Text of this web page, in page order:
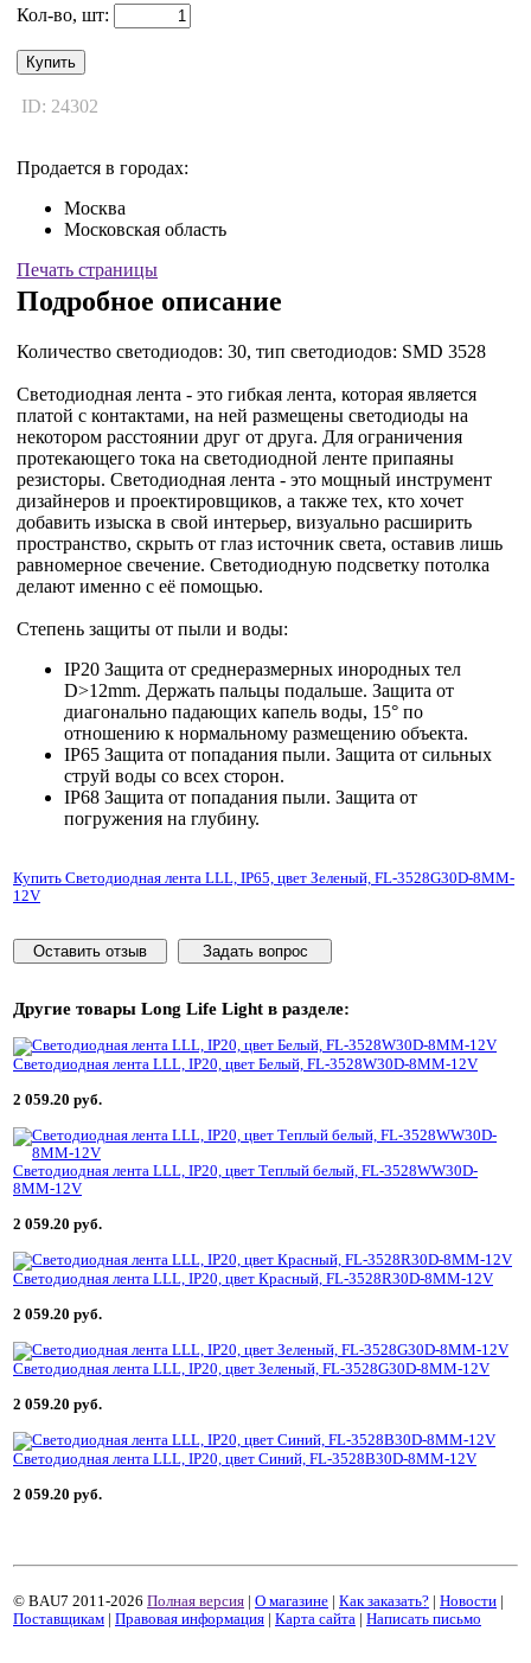
Кол-во, шт:
Купить
ID: 24302
Продается в городах:
Москва
Московская область
Печать страницы
Подробное описание
Количество светодиодов: 30, тип светодиодов: SMD 3528
Светодиодная лента - это гибкая лента, которая является
платой с контактами, на ней размещены светодиоды на
некотором расстоянии друг от друга. Для ограничения
протекающего тока на светодиодной ленте припаяны
резисторы. Светодиодная лента - это мощный инструмент
дизайнеров и проектировщиков, а также тех, кто хочет
добавить изыска в свой интерьер, визуально расширить
пространство, скрыть от глаз источник света, оставив лишь
равномерное свечение. Светодиодную подсветку потолка
делают именно с её помощью.
Степень защиты от пыли и воды:
IP20 Защита от среднеразмерных инородных тел
D>12mm. Держать пальцы подальше. Защита от
диагонально падающих капель воды, 15° по
отношению к нормальному размещению объекта.
IP65 Защита от попадания пыли. Защита от сильных
струй воды со всех сторон.
IP68 Защита от попадания пыли. Защита от
погружения на глубину.
Купить Светодиодная лента LLL, IP65, цвет Зеленый, FL-3528G30D-8MM-
12V
Оставить отзыв Задать вопрос
Другие товары Long Life Light в разделе:
Светодиодная лента LLL, IP20, цвет Белый, FL-3528W30D-8MM-12V
2 059.20 руб.
Светодиодная лента LLL, IP20, цвет Теплый белый, FL-3528WW30D-
8MM-12V
2 059.20 руб.
Светодиодная лента LLL, IP20, цвет Красный, FL-3528R30D-8MM-12V
2 059.20 руб.
Светодиодная лента LLL, IP20, цвет Зеленый, FL-3528G30D-8MM-12V
2 059.20 руб.
Светодиодная лента LLL, IP20, цвет Синий, FL-3528B30D-8MM-12V
2 059.20 руб.
© BAU7 2011-2026 Полная версия | О магазине | Как заказать? | Новости |
Поставщикам | Правовая информация | Карта сайта | Написать письмо